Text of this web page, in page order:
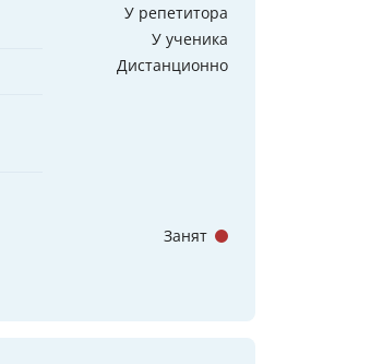
У репетитора
У ученика
Дистанционно
Занят